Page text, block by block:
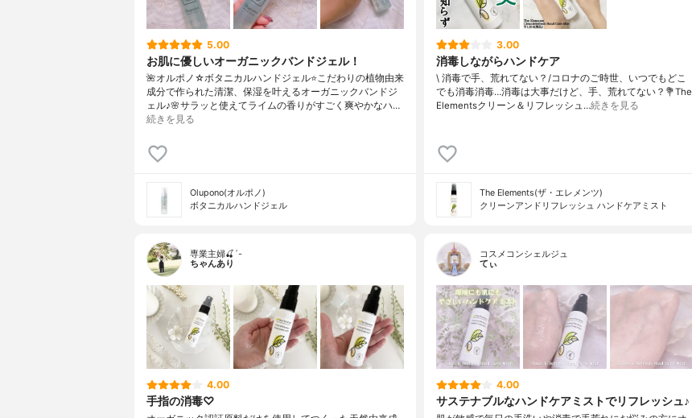
5.00
お肌に優しいオーガニックバンドジェル！
🌺オルポノ☆ボタニカルハンドジェル⭐️こだわりの植物由来
成分で作られた清潔、保湿を叶えるオーガニックバンドジ
ェル♪🌸サラッと使えてライムの香りがすごく爽やかなハ…
続きを見る
Olupono(オルポノ)
ボタニカルハンドジェル
3.00
消毒しながらハンドケア
\ 消毒で手、荒れてない？/⁡⁡コロナのご時世、いつでもどこ
でも消毒消毒…消毒は大事だけど、手、荒れてない？⁡⁡💐The
Elementsクリーン＆リフレッシュ…続きを見る
The Elements(ザ・エレメンツ)
クリーンアンドリフレッシュ ハンドケアミスト
専業主婦🍒´-
ちゃんあり
4.00
手指の消毒♡
コスメコンシェルジュ
てぃ
4.00
サステナブルなハンドケアミストでリフレッシュ♪